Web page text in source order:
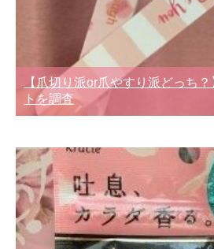
【爪切り派or爪やすり派どっち
トを調査